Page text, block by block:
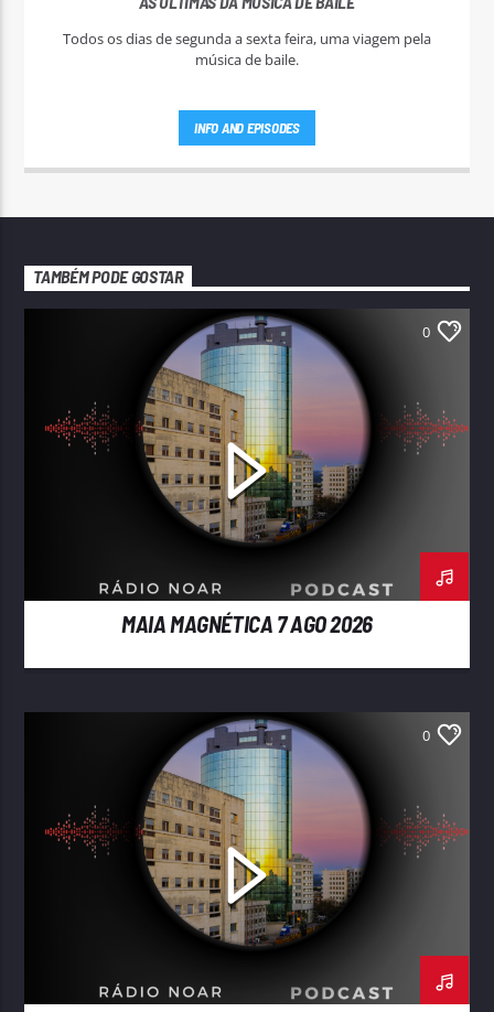
Todos os dias de segunda a sexta feira, uma viagem pela
música de baile.
INFO AND EPISODES
TAMBÉM PODE GOSTAR
0
MAIA MAGNÉTICA 7 AGO 2026
0